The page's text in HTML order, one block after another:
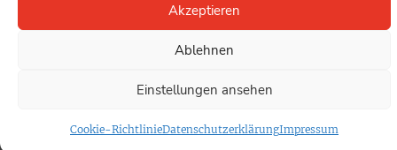
Akzeptieren
Ablehnen
Einstellungen ansehen
Cookie-RichtlinieDatenschutzerklärungImpressum